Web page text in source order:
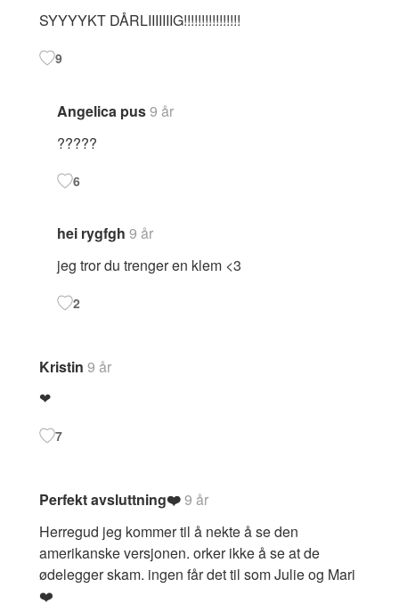
SYYYYKT DÅRLIIIIIIIG!!!!!!!!!!!!!!!!
9
Angelica pus9 år
?????
6
hei rygfgh 9 år
jeg tror du trenger en klem <3
2
Kristin 9 år
❤
7
Perfekt avsluttning❤️9 år
Herregud jeg kommer til å nekte å se den
amerikanske versjonen. orker ikke å se at de
ødelegger skam. ingen får det til som Julie og Mari
❤️